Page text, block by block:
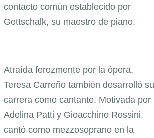
contacto común establecido por
Gottschalk, su maestro de piano.
Atraída ferozmente por la ópera,
Teresa Carreño también desarrolló su
carrera como cantante. Motivada por
Adelina Patti y Gioacchino Rossini,
cantó como mezzosoprano en la